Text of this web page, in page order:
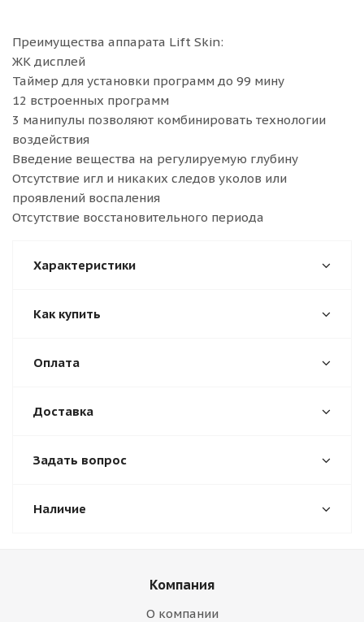
Преимущества аппарата Lift Skin:
ЖК дисплей
Таймер для установки программ до 99 мину
12 встроенных программ
3 манипулы позволяют комбинировать технологии
воздействия
Введение вещества на регулируемую глубину
Отсутствие игл и никаких следов уколов или
проявлений воспаления
Отсутствие восстановительного периода
Характеристики
Как купить
Оплата
Доставка
Задать вопрос
Наличие
Компания
О компании